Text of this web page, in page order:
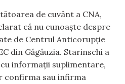
de cuvânt a CNA,
că nu cunoaște despre
de Centrul Anticorupție
din Găgăuzia. Starinschi a
informații suplimentare,
confirma sau infirma